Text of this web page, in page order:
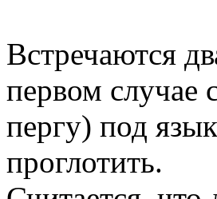
Встречаются
первом случае
пергу) под
проглотить.